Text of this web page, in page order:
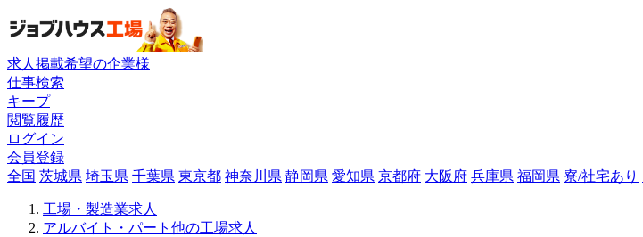
求人掲載希望の企業様
仕事検索
キープ
閲覧履歴
ログイン
会員登録
全国 茨城県 埼玉県 千葉県 東京都 神奈川県 静岡県 愛知県 京都府 大阪府 兵庫県 福岡県 寮/社宅あり
工場・製造業求人
アルバイト・パート他の工場求人